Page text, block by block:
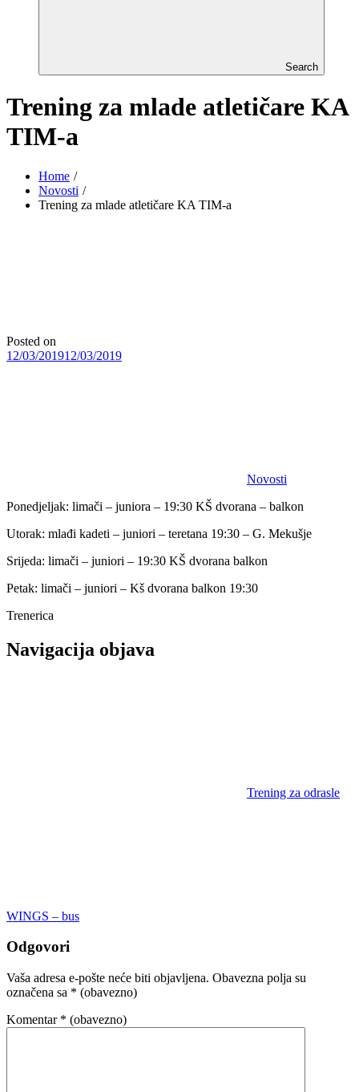
Search
Trening za mlade atletičare KA
TIM-a
Home
Novosti
Trening za mlade atletičare KA TIM-a
Posted on
12/03/201912/03/2019
Novosti
Ponedjeljak: limači – juniora – 19:30 KŠ dvorana – balkon
Utorak: mlađi kadeti – juniori – teretana 19:30 – G. Mekušje
Srijeda: limači – juniori – 19:30 KŠ dvorana balkon
Petak: limači – juniori – Kš dvorana balkon 19:30
Trenerica
Navigacija objava
Trening za odrasle
WINGS – bus
Odgovori
Vaša adresa e-pošte neće biti objavljena. Obavezna polja su
označena sa * (obavezno)
Komentar * (obavezno)